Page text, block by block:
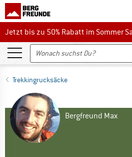
Jetzt bis zu 50% Rabatt im Sommer
Jetzt bis zu 50% Rabatt im Sommer
Trekkingrucksäcke
Bergfreund Max